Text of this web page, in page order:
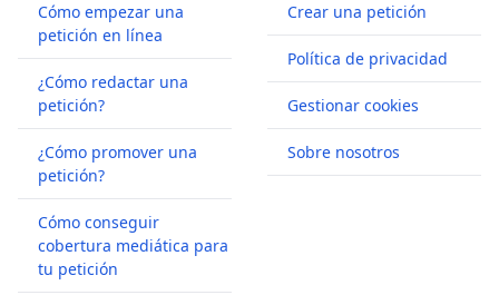
Cómo empezar una
petición en línea
¿Cómo redactar una
petición?
¿Cómo promover una
petición?
Cómo conseguir
cobertura mediática para
tu petición
Crear una petición
Política de privacidad
Gestionar cookies
Sobre nosotros